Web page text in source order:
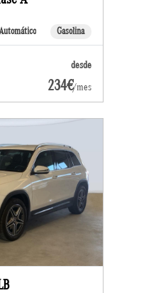
Gasolina
desde
234€/mes